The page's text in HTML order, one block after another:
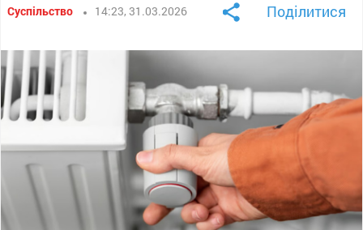
Суспільство 14:23, 31.03.2026 Поділитися